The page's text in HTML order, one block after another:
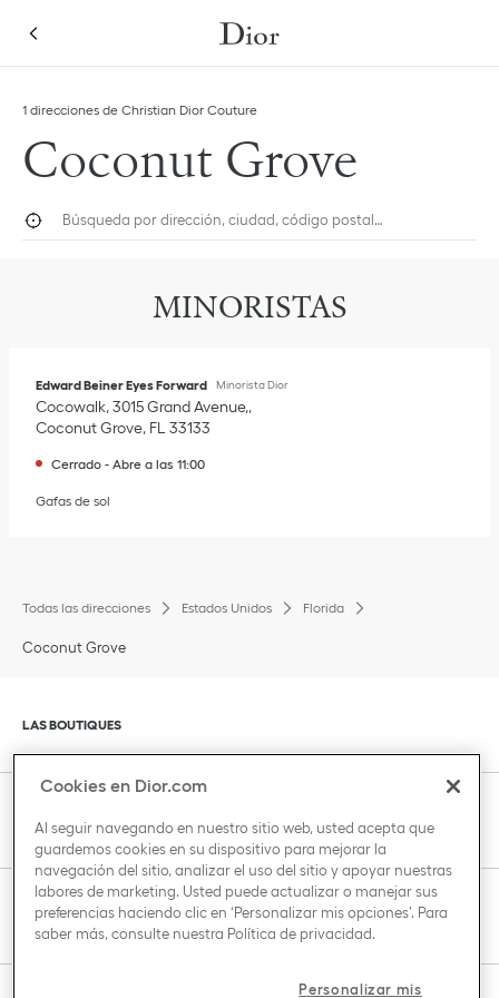
1 direcciones de Christian Dior Couture
Coconut Grove
Geolocalización
MINORISTAS
Edward Beiner Eyes Forward Minorista Dior
Cocowalk, 3015 Grand Avenue,
Coconut Grove, FL 33133
Cerrado - Abre a las 11:00
Gafas de sol
Todas las direcciones Estados Unidos Florida
Coconut Grove
Haga clic para ampliar o reducir el contenido
LAS BOUTIQUES
Haga clic para ampliar o reducir el contenido
SERVICIO DE ATENCIÓN AL CLIENTE
Haga clic para ampliar o reducir el contenido
THE HOUSE OF DIOR
Cookies en Dior.com
Al seguir navegando en nuestro sitio web, usted acepta que
guardemos cookies en su dispositivo para mejorar la
navegación del sitio, analizar el uso del sitio y apoyar nuestras
labores de marketing. Usted puede actualizar o manejar sus
preferencias haciendo clic en ‘Personalizar mis opciones’. Para
saber más, consulte nuestra Política de privacidad .
Personalizar mis